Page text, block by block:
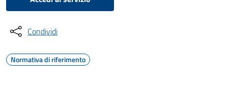
Condividi
Normativa di riferimento